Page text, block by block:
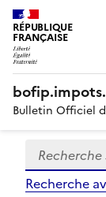
RÉPUBLIQUE
FRANÇAISE
Bulletin Officiel
Formulaire
de
recherche
Recherche
Recherche